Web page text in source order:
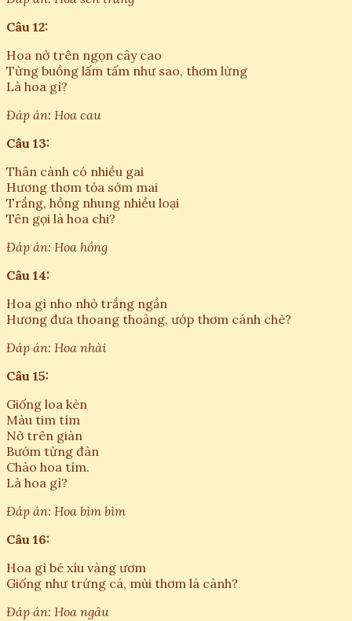
Câu 12:
Hoa nở trên ngọn cây cao
Từng buồng lấm tấm như sao, thơm lừng
Là hoa gì?
Đáp án: Hoa cau
Câu 13:
Thân cành có nhiều gai
Hương thơm tỏa sớm mai
Trắng, hồng nhung nhiều loại
Tên gọi là hoa chi?
Đáp án: Hoa hồng
Câu 14:
Hoa gì nho nhỏ trắng ngần
Hương đưa thoang thoảng, ướp thơm cánh chè?
Đáp án: Hoa nhài
Câu 15:
Giống loa kèn
Màu tim tím
Nở trên giàn
Bướm từng đàn
Chào hoa tím.
Là hoa gì?
Đáp án: Hoa bìm bìm
Câu 16:
Hoa gì bé xíu vàng ươm
Giống như trứng cá, mùi thơm lá cành?
Đáp án: Hoa ngâu